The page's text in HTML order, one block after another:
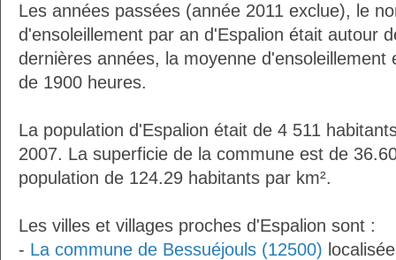
Les années passées (année 2011 exclue), le
d'ensoleillement par an d'Espalion était autour
dernières années, la moyenne d'ensoleillement
de 1900 heures.
La population d'Espalion était de 4 511
2007. La superficie de la commune est de
population de 124.29 habitants par km².
Les villes et villages proches d'Espalion sont :
- La commune de Bessuéjouls (12500)